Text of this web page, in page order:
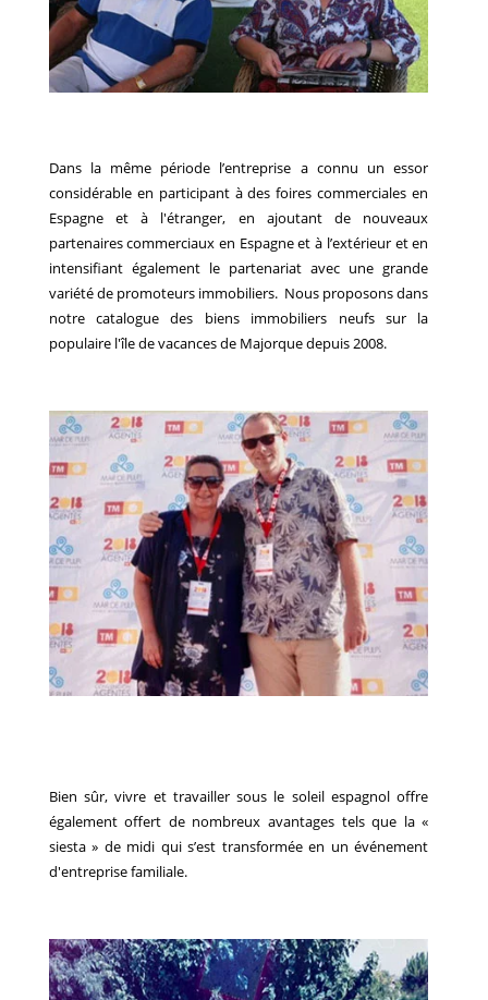
Dans la même période l’entreprise a connu un essor
considérable en participant à des foires commerciales en
Espagne et à l'étranger, en ajoutant de nouveaux
partenaires commerciaux en Espagne et à l’extérieur et en
intensifiant également le partenariat avec une grande
variété de promoteurs immobiliers. Nous proposons dans
notre catalogue des biens immobiliers neufs sur la
populaire l'île de vacances de Majorque depuis 2008.
Bien sûr, vivre et travailler sous le soleil espagnol offre
également offert de nombreux avantages tels que la «
siesta » de midi qui s’est transformée en un événement
d'entreprise familiale.